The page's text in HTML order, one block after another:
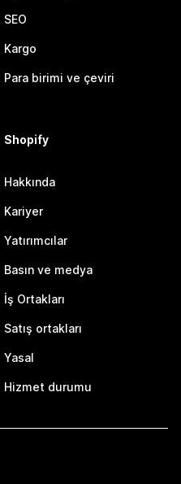
SEO
Kargo
Para birimi ve çeviri
Shopify
Hakkında
Kariyer
Yatırımcılar
Basın ve medya
İş Ortakları
Satış ortakları
Yasal
Hizmet durumu